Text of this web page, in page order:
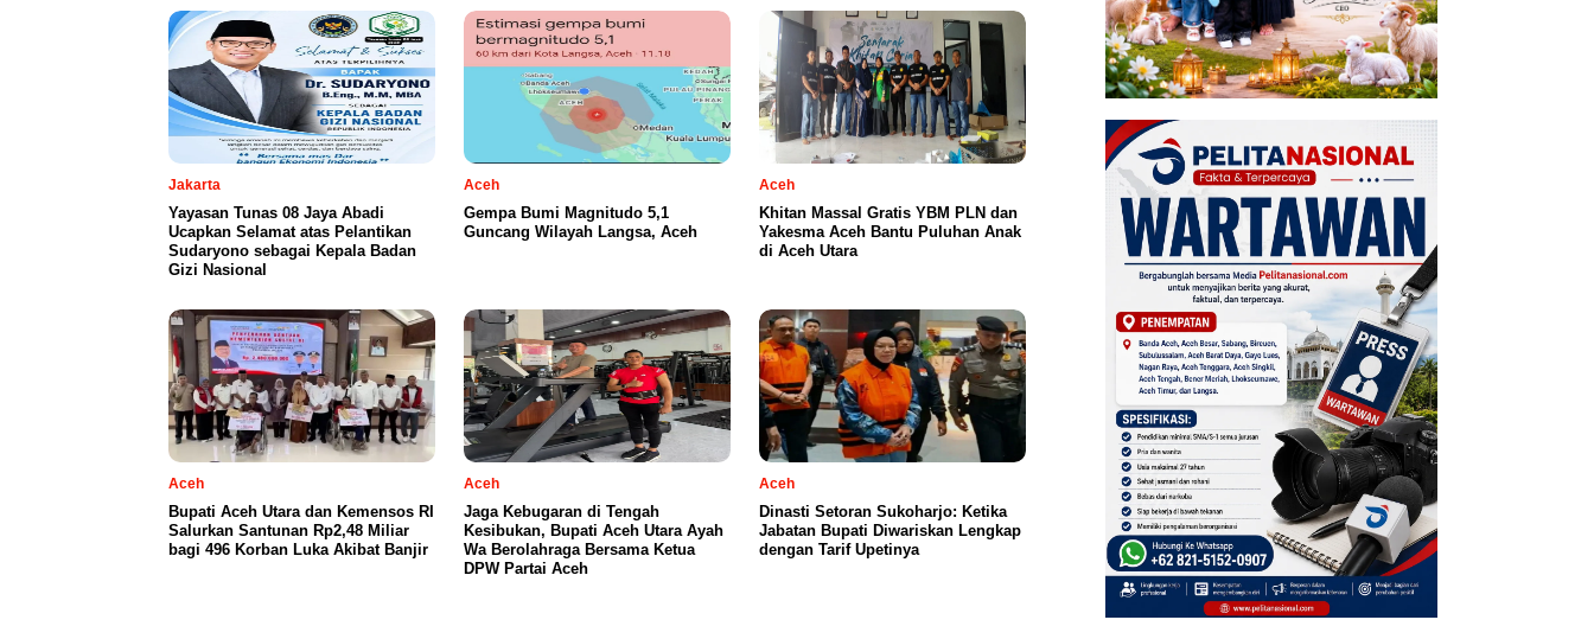
Jakarta
Yayasan Tunas 08 Jaya Abadi
Ucapkan Selamat atas Pelantikan
Sudaryono sebagai Kepala Badan
Gizi Nasional
Aceh
Gempa Bumi Magnitudo 5,1
Guncang Wilayah Langsa, Aceh
Aceh
Khitan Massal Gratis YBM PLN dan
Yakesma Aceh Bantu Puluhan Anak
di Aceh Utara
Aceh
Bupati Aceh Utara dan Kemensos RI
Salurkan Santunan Rp2,48 Miliar
bagi 496 Korban Luka Akibat Banjir
Aceh
Jaga Kebugaran di Tengah
Kesibukan, Bupati Aceh Utara Ayah
Wa Berolahraga Bersama Ketua
DPW Partai Aceh
Aceh
Dinasti Setoran Sukoharjo: Ketika
Jabatan Bupati Diwariskan Lengkap
dengan Tarif Upetinya